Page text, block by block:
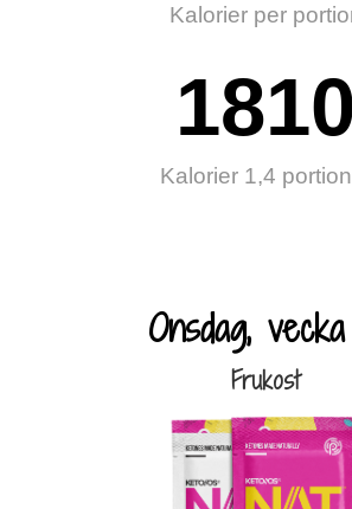
Kalorier per
1810
Kalorier 1,4
Onsdag,
Frukost